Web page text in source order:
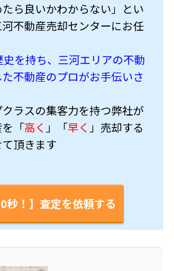
たら良いかわからない」とい
不動産売却センターにお任
を持ち、三河エリアの不動
不動産のプロがお手伝いさ
クラスの集客力を持つ弊社が
「高く 」「早く 」売却する
頂きます
秒！】査定を依頼する